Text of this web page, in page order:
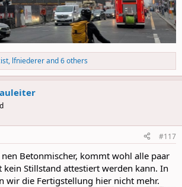
, lfniedererand 6 others
#117
Betonmischer, kommt wohl alle paar
kein Stillstand attestiert werden kann. In
wir die Fertigstellung hier nicht mehr.